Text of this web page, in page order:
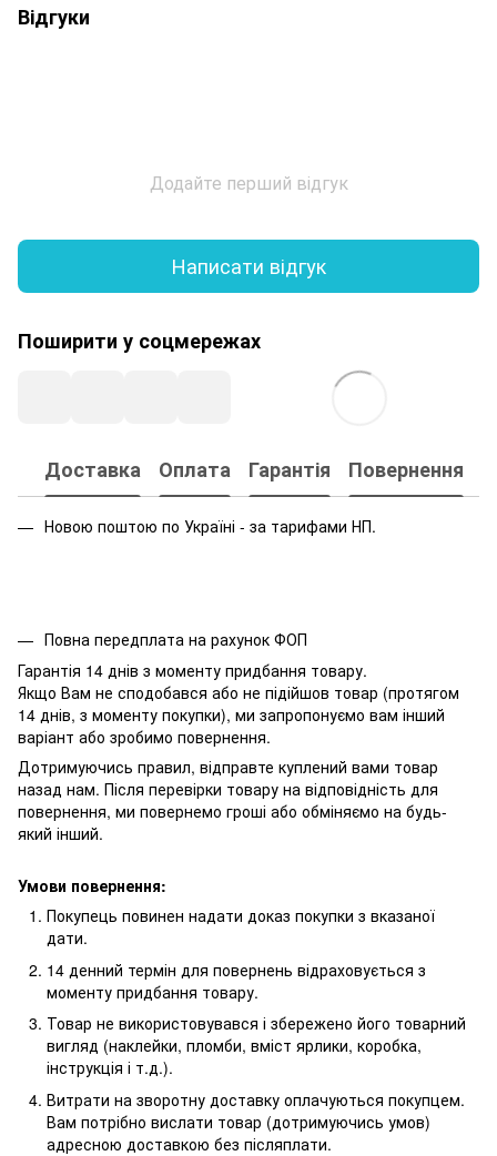
Відгуки
Додайте перший відгук
Написати відгук
Поширити у соцмережах
Доставка Оплата Гарантія Повернення
Новою поштою по Україні - за тарифами НП.
Повна передплата на рахунок ФОП
Гарантія 14 днів з моменту придбання товару.
Якщо Вам не сподобався або не підійшов товар (протягом
14 днів, з моменту покупки), ми запропонуємо вам інший
варіант або зробимо повернення.
Дотримуючись правил, відправте куплений вами товар
назад нам. Після перевірки товару на відповідність для
повернення, ми повернемо гроші або обміняємо на будь-
який інший.
Умови повернення:
Покупець повинен надати доказ покупки з вказаної
дати.
14 денний термін для повернень відраховується з
моменту придбання товару.
Товар не використовувався і збережено його товарний
вигляд (наклейки, пломби, вміст ярлики, коробка,
інструкція і т.д.).
Витрати на зворотну доставку оплачуються покупцем.
Вам потрібно вислати товар (дотримуючись умов)
адресною доставкою без післяплати.